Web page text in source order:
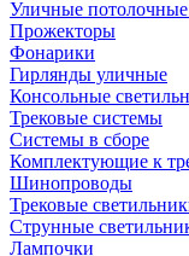
Уличные потолочные
Прожекторы
Фонарики
Гирлянды уличные
Консольные
Трековые системы
Системы в сборе
Комплектующие к
Шинопроводы
Трековые
Струнные
Лампочки